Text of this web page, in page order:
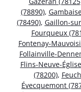
(78890),
(78490), Gaillon-
Fourqueux
Fontenay-
Follainville-
Flins-Neuve-
(78200),
Évecquemont